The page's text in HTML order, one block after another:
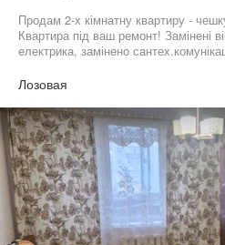
Продам 2-х кімнатну квартиру -
Квартира під ваш ремонт! Замінені
електрика, замінено
Лозовая